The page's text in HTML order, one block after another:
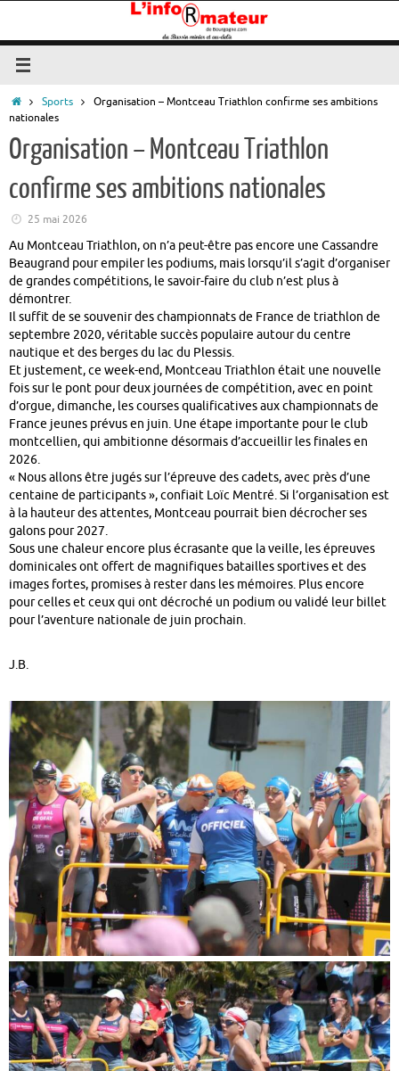
contenu
Accueil
Sports
Organisation – Montceau Triathlon confirme ses ambitions
nationales
Organisation – Montceau Triathlon
confirme ses ambitions nationales
25 mai 2026
Au Montceau Triathlon, on n’a peut-être pas encore une Cassandre
Beaugrand pour empiler les podiums, mais lorsqu’il s’agit d’organiser
de grandes compétitions, le savoir-faire du club n’est plus à
démontrer.
Il suffit de se souvenir des championnats de France de triathlon de
septembre 2020, véritable succès populaire autour du centre
nautique et des berges du lac du Plessis.
Et justement, ce week-end, Montceau Triathlon était une nouvelle
fois sur le pont pour deux journées de compétition, avec en point
d’orgue, dimanche, les courses qualificatives aux championnats de
France jeunes prévus en juin. Une étape importante pour le club
montcellien, qui ambitionne désormais d’accueillir les finales en
2026.
« Nous allons être jugés sur l’épreuve des cadets, avec près d’une
centaine de participants », confiait Loïc Mentré. Si l’organisation est
à la hauteur des attentes, Montceau pourrait bien décrocher ses
galons pour 2027.
Sous une chaleur encore plus écrasante que la veille, les épreuves
dominicales ont offert de magnifiques batailles sportives et des
images fortes, promises à rester dans les mémoires. Plus encore
pour celles et ceux qui ont décroché un podium ou validé leur billet
pour l’aventure nationale de juin prochain.
J.B.